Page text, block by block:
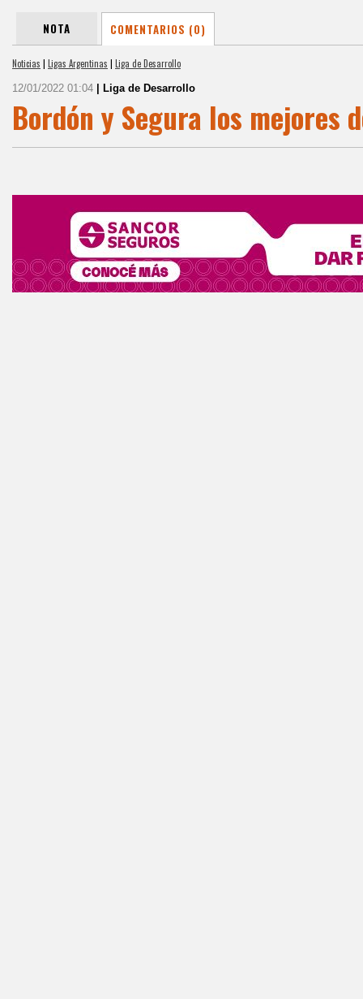
NOTA COMENTARIOS (0)
Noticias | Ligas Argentinas | Liga de Desarrollo
12/01/2022 01:04 | Liga de Desarrollo
Bordón y Segura los mejores